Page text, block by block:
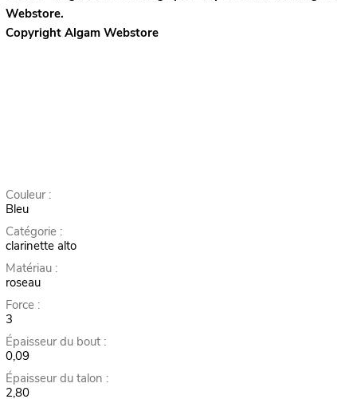
Webstore.
Copyright Algam Webstore
Couleur :
Bleu
Catégorie :
clarinette alto
Matériau :
roseau
Force :
3
Épaisseur du bout :
0,09
Épaisseur du talon :
2,80